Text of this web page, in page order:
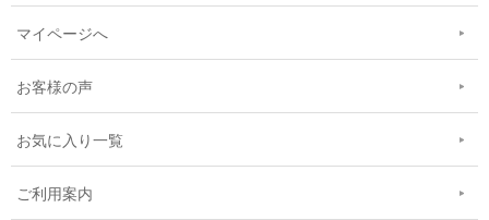
マイページへ
お客様の声
お気に入り一覧
ご利用案内